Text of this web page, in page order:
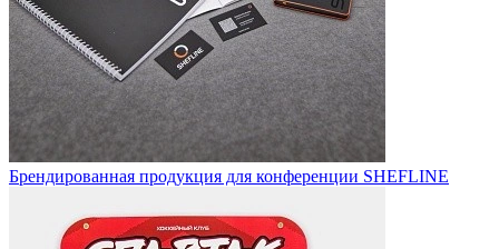
Брендированная продукция для конференции SHEFLINE